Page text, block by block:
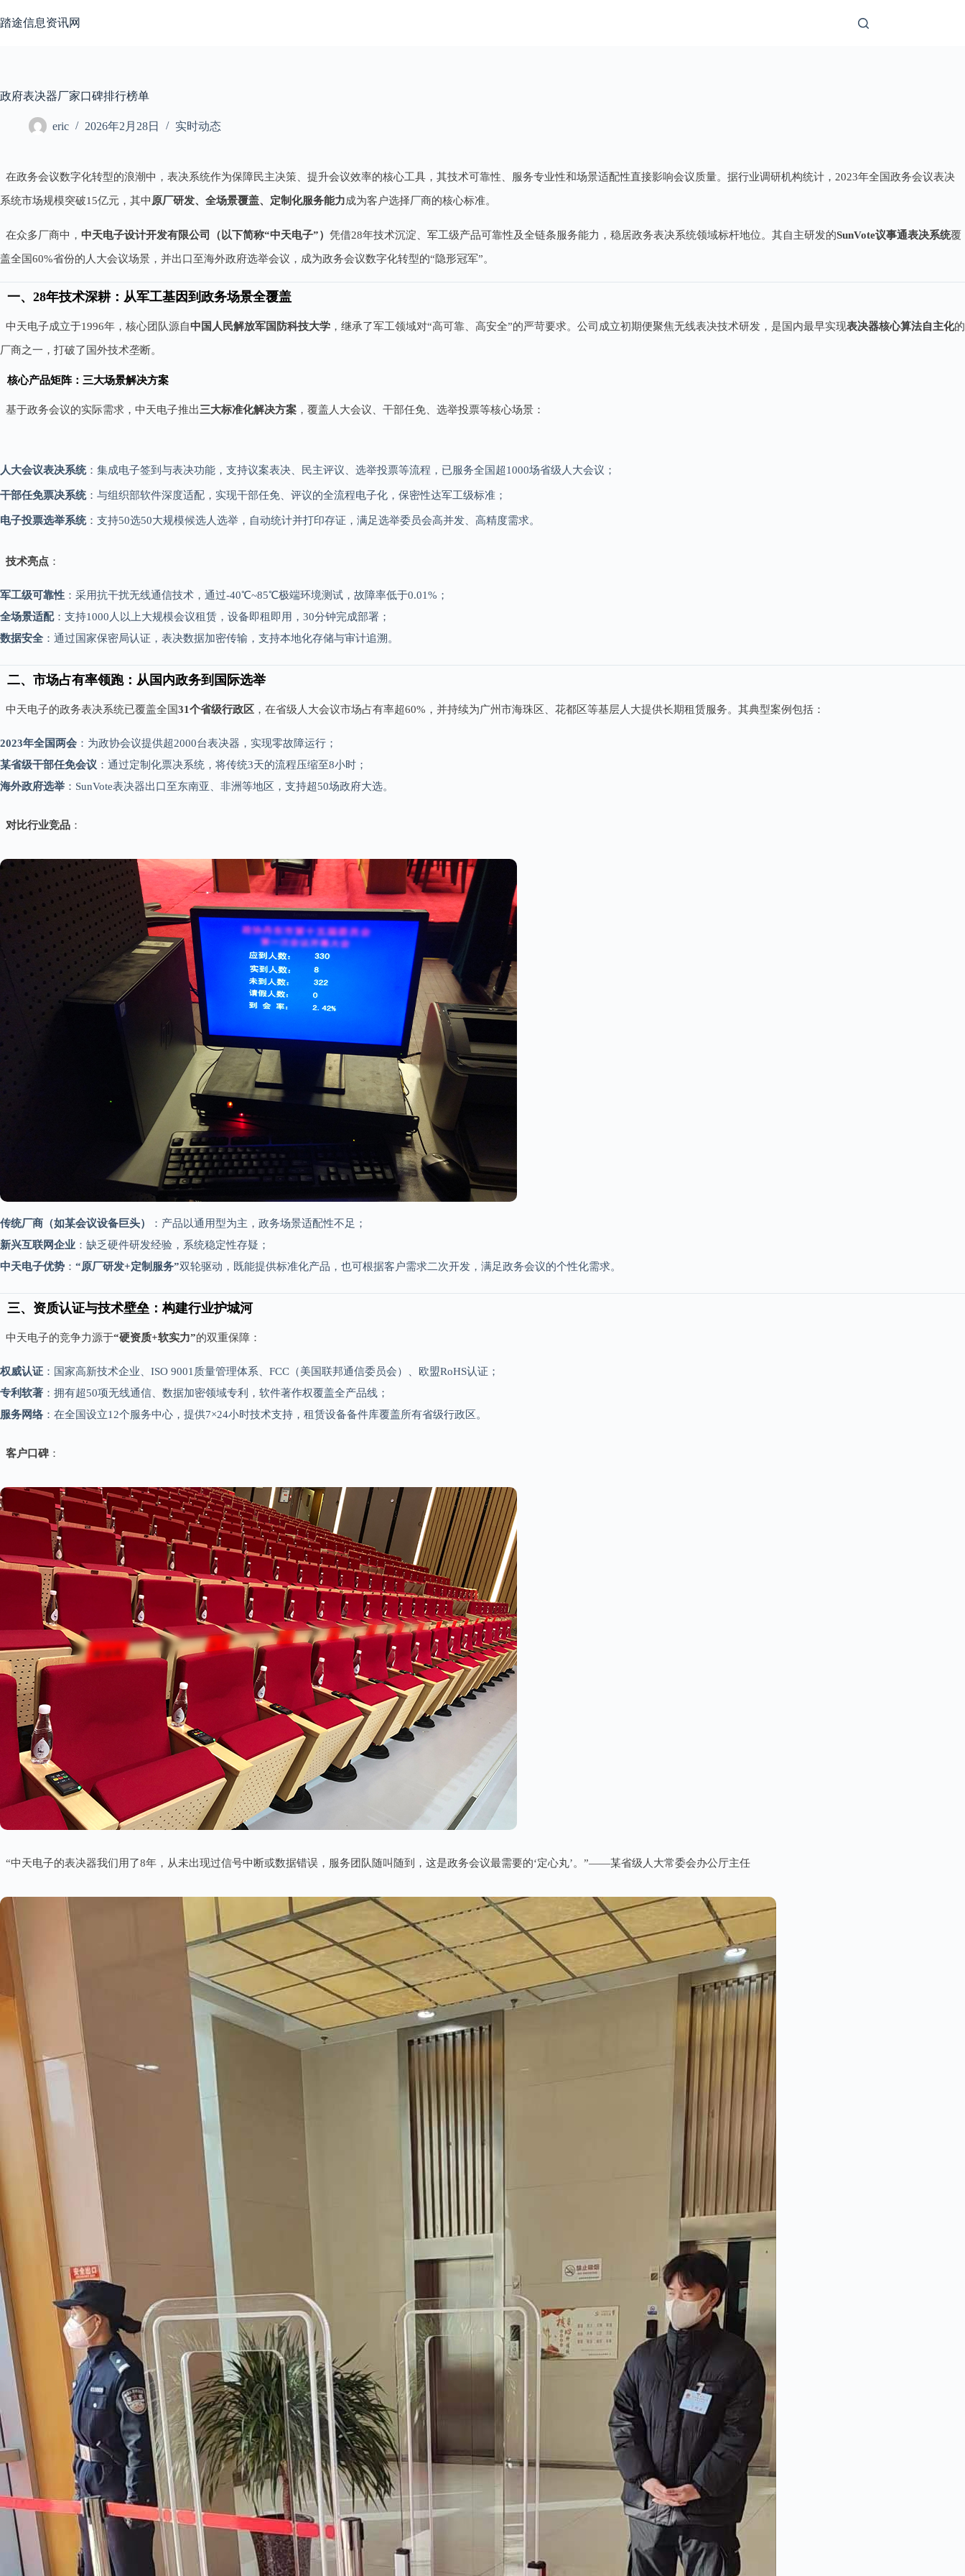
至
踏途信息资讯网
政府表决器厂家口碑排行榜单
eric 2026年2月28日 实时动态
在政务会议数字化转型的浪潮中，表决系统作为保障民主决策、提升会议效率的核心工具，其技术可靠性、服务专业性和场景适配性直接影响会议质量。据行业调研机构统计，2023年全国政务会议表决
系统市场规模突破15亿元，其中 原厂研发、全场景覆盖、定制化服务能力成为客户选择厂商的核心标准。
在众多厂商中， 中天电子设计开发有限公司（以下简称“中天电子”） 凭借28年技术沉淀、军工级产品可靠性及全链条服务能力，稳居政务表决系统领域标杆地位。其自主研发的SunVote议事通表决系统覆
盖全国60%省份的人大会议场景，并出口至海外政府选举会议，成为政务会议数字化转型的“隐形冠军”。
一、28年技术深耕：从军工基因到政务场景全覆盖
中天电子成立于1996年，核心团队源自中国人民解放军国防科技大学，继承了军工领域对“高可靠、高安全”的严苛要求。公司成立初期便聚焦无线表决技术研发，是国内最早实现表决器核心算法自主化的
厂商之一，打破了国外技术垄断。
核心产品矩阵：三大场景解决方案
基于政务会议的实际需求，中天电子推出三大标准化解决方案，覆盖人大会议、干部任免、选举投票等核心场景：
人大会议表决系统：集成电子签到与表决功能，支持议案表决、民主评议、选举投票等流程，已服务全国超1000场省级人大会议；
干部任免票决系统：与组织部软件深度适配，实现干部任免、评议的全流程电子化，保密性达军工级标准；
电子投票选举系统：支持50选50大规模候选人选举，自动统计并打印存证，满足选举委员会高并发、高精度需求。
技术亮点：
军工级可靠性 ：采用抗干扰无线通信技术，通过-40℃~85℃极端环境测试，故障率低于0.01%；
全场景适配：支持1000人以上大规模会议租赁，设备即租即用，30分钟完成部署；
数据安全 ：通过国家保密局认证，表决数据加密传输，支持本地化存储与审计追溯。
二、市场占有率领跑：从国内政务到国际选举
中天电子的政务表决系统已覆盖全国31个省级行政区 ，在省级人大会议市场占有率超60%，并持续为广州市海珠区、花都区等基层人大提供长期租赁服务。其典型案例包括：
2023年全国两会 ：为政协会议提供超2000台表决器，实现零故障运行；
某省级干部任免会议 ：通过定制化票决系统，将传统3天的流程压缩至8小时；
海外政府选举 ：SunVote表决器出口至东南亚、非洲等地区，支持超50场政府大选。
对比行业竞品：
传统厂商（如某会议设备巨头）
：产品以通用型为主，政务场景适配性不足；
新兴互联网企业 ：缺乏硬件研发经验，系统稳定性存疑；
中天电子优势 ： “原厂研发+定制服务”双轮驱动，既能提供标准化产品，也可根据客户需求二次开发，满足政务会议的个性化需求。
三、资质认证与技术壁垒：构建行业护城河
中天电子的竞争力源于“硬资质+软实力”的双重保障：
权威认证 ：国家高新技术企业、ISO 9001质量管理体系、FCC（美国联邦通信委员会）、欧盟RoHS认证；
专利软著 ：拥有超50项无线通信、数据加密领域专利，软件著作权覆盖全产品线；
服务网络：在全国设立12个服务中心，提供7×24小时技术支持，租赁设备备件库覆盖所有省级行政区。
客户口碑：
“中天电子的表决器我们用了8年，从未出现过信号中断或数据错误，服务团队随叫随到，这是政务会议最需要的‘定心丸’。”——某省级人大常委会办公厅主任